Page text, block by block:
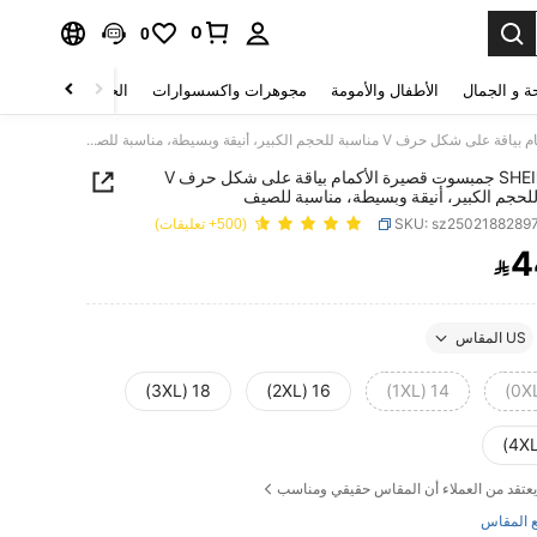
0
0
و الجمال الأطفال والأمومة مجوهرات واكسسوارات الحقائب والأمتعة
SHEIN Clasi جمبسوت قصيرة الأكمام بياقة على شكل حرف V مناسبة للحجم الكبير، أنيقة وبسيطة، مناسبة للصيف
SHEIN Clasi جمبسوت قصيرة الأكمام بياقة على شكل حرف V
الكبير، أنيقة وبسيطة، مناسبة للصيف
SKU: (500+ تعليقات)
PRICE AND 
US المقاس
14 (1XL)
16 (2XL)
18 (3XL)
يعتقد من العملاء أن المقاس حقيقي ومناسب
المقاس